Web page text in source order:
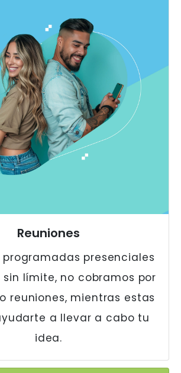
Reuniones
programadas presenciales
límite, no cobramos por
reuniones, mientras estas
a llevar a cabo tu
idea.